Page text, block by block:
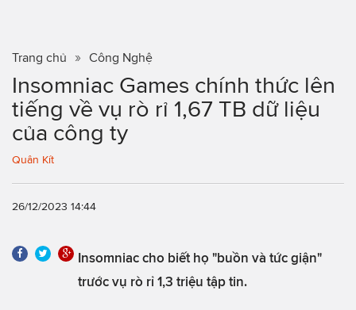
Trang chủ Công Nghệ
Insomniac Games chính thức lên
tiếng về vụ rò rỉ 1,67 TB dữ liệu
của công ty
Quân Kít
26/12/2023 14:44
Insomniac cho biết họ "buồn và tức giận"
trước vụ rò rỉ 1,3 triệu tập tin.